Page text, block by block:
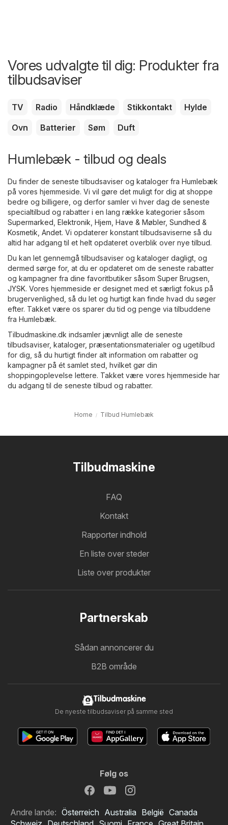
Vores udvalgte til dig: Produkter fra
tilbudsaviser
TV Radio Håndklæde Stikkontakt
Hylde
Ovn
Batterier Søm Duft
Humlebæk - tilbud og deals
Du finder de seneste tilbudsaviser og kataloger fra Humlebæk
på vores hjemmeside. Vi vil gøre det muligt for dig at shoppe
bedre og billigere, og derfor samler vi hver dag de seneste
specialtilbud og rabatter i en lang række kategorier såsom
Supermarked Elektronik Hjem, Have & Møbler, Sundhed &
Kosmetik Andet. Vi opdaterer konstant tilbudsaviserne så du
altid har adgang til et helt opdateret overblik over nye tilbud.
Du kan let gennemgå tilbudsaviser og kataloger dagligt, og
dermed sørge for, at du er opdateret om de seneste rabatter
og kampagner fra dine favoritbutiker såsom Super Brugsen
JYSK. Vores hjemmeside er designet med et særligt fokus på
brugervenlighed, så du let og hurtigt kan finde hvad du søger
efter. Takket være os sparer du tid og penge via tilbuddene
fra Humlebæk.
Tilbudmaskine.dk indsamler jævnligt alle de seneste
tilbudsaviser, kataloger, præsentationsmaterialer og ugetilbud
for dig, så du hurtigt finder alt information om rabatter og
kampagner på ét samlet sted, hvilket gør din
shoppingoplevelse lettere. Takket være vores hjemmeside har
du adgang til de seneste tilbud og rabatter.
Home Tilbud Humlebæk
Tilbudmaskine
FAQ
Kontakt
Rapporter indhold
En liste over steder
Liste over produkter
Partnerskab
Sådan annoncerer du
B2B område
Tilbudmaskine
De nyeste tilbudsaviser på samme sted
Følg os
Andre lande: Österreich Australia België Canada